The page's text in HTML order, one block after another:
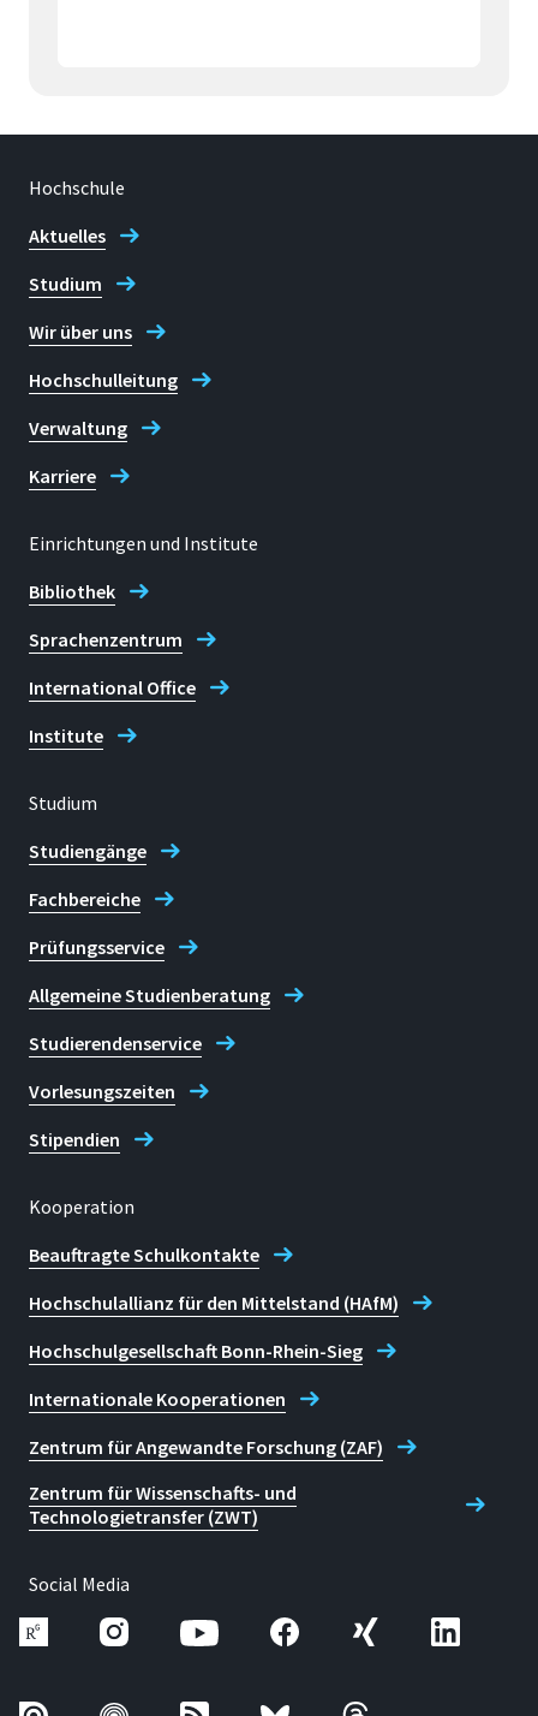
Hochschule
Aktuelles
Studium
Wir über uns
Hochschulleitung
Verwaltung
Karriere
Einrichtungen und Institute
Bibliothek
Sprachenzentrum
International Office
Institute
Studium
Studiengänge
Fachbereiche
Prüfungsservice
Allgemeine Studienberatung
Studierendenservice
Vorlesungszeiten
Stipendien
Kooperation
Beauftragte Schulkontakte
Hochschulallianz für den Mittelstand (HAfM)
Hochschulgesellschaft Bonn-Rhein-Sieg
Internationale Kooperationen
Zentrum für Angewandte Forschung (ZAF)
Zentrum für Wissenschafts- und
Technologietransfer (ZWT)
Social Media